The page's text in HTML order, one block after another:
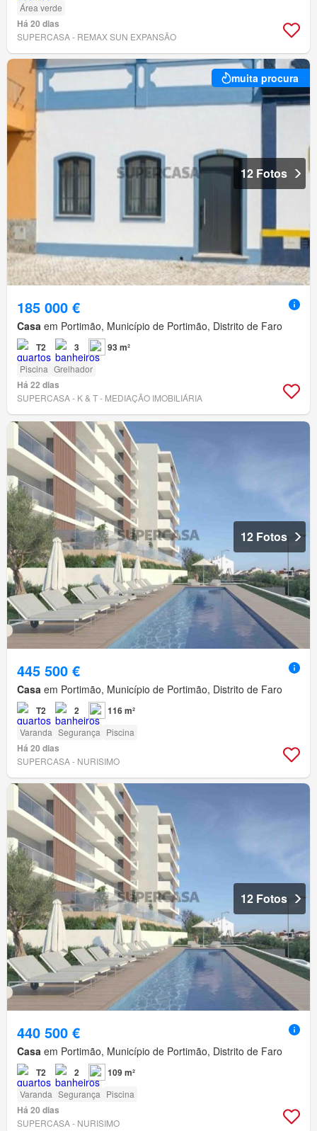
Área verde
Há 20 dias
SUPERCASA - REMAX SUN EXPANSÃO
muita procura
12 Fotos
185 000 €
Casa em Portimão, Município de Portimão, Distrito de Faro
T2 3 93 m²
Piscina Grelhador
Há 22 dias
SUPERCASA - K & T - MEDIAÇÃO IMOBILIÁRIA
12 Fotos
445 500 €
Casa em Portimão, Município de Portimão, Distrito de Faro
T2 2 116 m²
Varanda Segurança Piscina
Há 20 dias
SUPERCASA - NURISIMO
12 Fotos
440 500 €
Casa em Portimão, Município de Portimão, Distrito de Faro
T2 2 109 m²
Varanda Segurança Piscina
Há 20 dias
SUPERCASA - NURISIMO